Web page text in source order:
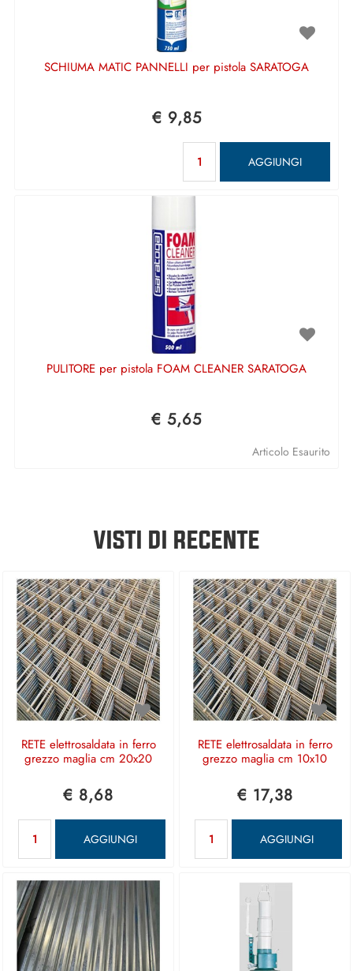
SCHIUMA MATIC PANNELLI per pistola SARATOGA
€ 9,85
AGGIUNGI
PULITORE per pistola FOAM CLEANER SARATOGA
€ 5,65
Articolo Esaurito
VISTI DI RECENTE
RETE elettrosaldata in ferro
grezzo maglia cm 20x20
€ 8,68
AGGIUNGI
RETE elettrosaldata in ferro
grezzo maglia cm 10x10
€ 17,38
AGGIUNGI